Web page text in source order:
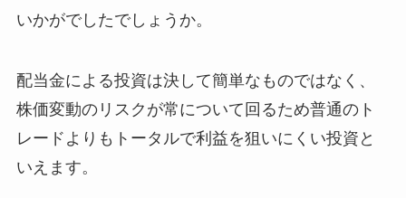
いかがでしたでしょうか。
配当金による投資は決して簡単なものではなく、
株価変動のリスクが常について回るため普通のト
レードよりもトータルで利益を狙いにくい投資と
いえます。